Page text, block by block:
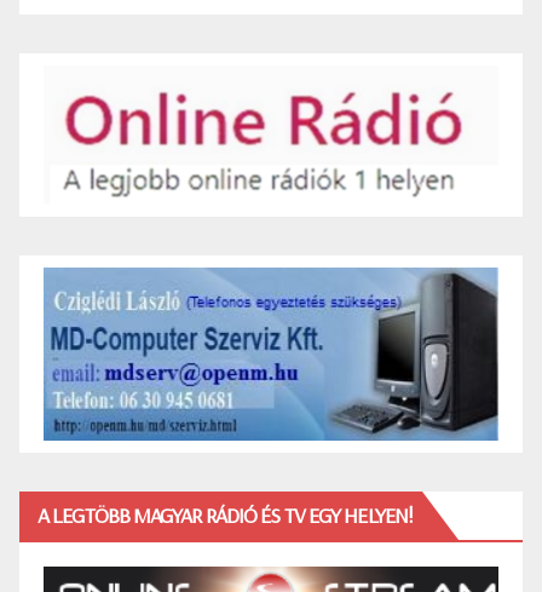
A LEGTÖBB MAGYAR RÁDIÓ ÉS TV EGY HELYEN!